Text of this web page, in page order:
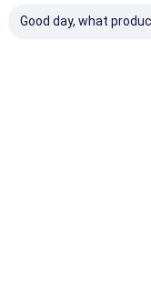
ANHUI EBUY
Good day, what